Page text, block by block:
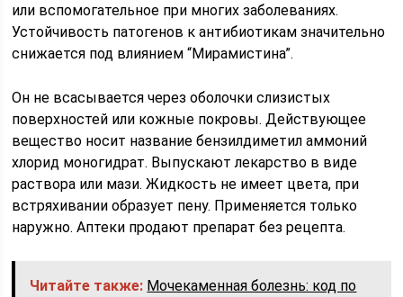
или вспомогательное при многих заболеваниях.
Устойчивость патогенов к антибиотикам значительно
снижается под влиянием “Мирамистина”.
Он не всасывается через оболочки слизистых
поверхностей или кожные покровы. Действующее
вещество носит название бензилдиметил аммоний
хлорид моногидрат. Выпускают лекарство в виде
раствора или мази. Жидкость не имеет цвета, при
встряхивании образует пену. Применяется только
наружно. Аптеки продают препарат без рецепта.
Читайте также: Мочекаменная болезнь: код по